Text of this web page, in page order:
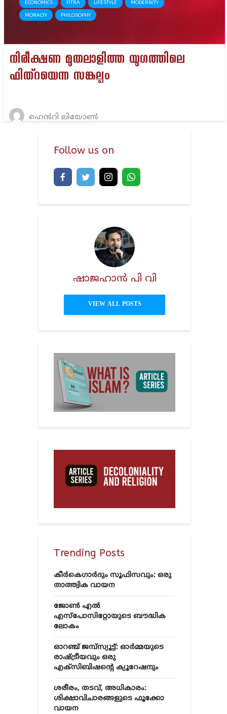
ECONOMICS FITRA LIFESTYLE MODERNITY
MORALTY PHILOSOPHY
നിരീക്ഷണ മുതലാളിത്ത യുഗത്തിലെ
ഫിത്റയെന്ന സങ്കല്പം
ഹെൻറി ലിയോൺ
Follow us on
ഷാജഹാൻ പി വി
VIEW ALL POSTS
Trending Posts
കീർകെഗാർദും സൂഫിസവും: ഒരു
താത്ത്വിക വായന
ജോൺ എൽ
എസ്‌പോസിറ്റോയുടെ ബൗദ്ധിക
ലോകം
ഓറഞ്ച് ജമ്പ്സ്യൂട്ട്: ഓർമ്മയുടെ
രാഷ്ട്രീയവും ഒരു
എക്സിബിഷന്റെ ക്യൂറേഷനും
ശരീരം, തടവ്, അധികാരം:
ശിക്ഷാവിചാരങ്ങളുടെ ഫൂക്കോ
വായന